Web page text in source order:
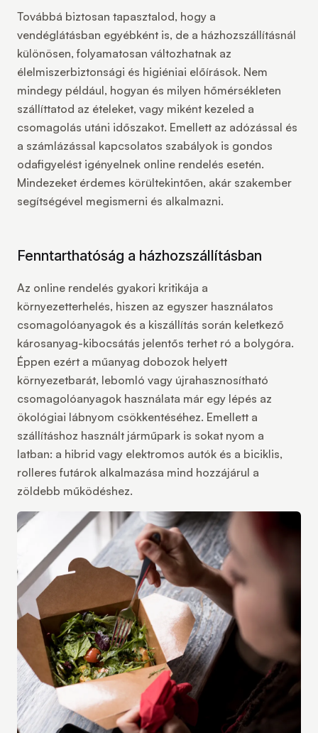
Továbbá biztosan tapasztalod, hogy a
vendéglátásban egyébként is, de a házhozszállításnál
különösen, folyamatosan változhatnak az
élelmiszerbiztonsági és higiéniai előírások. Nem
mindegy például, hogyan és milyen hőmérsékleten
szállíttatod az ételeket, vagy miként kezeled a
csomagolás utáni időszakot. Emellett az adózással és
a számlázással kapcsolatos szabályok is gondos
odafigyelést igényelnek online rendelés esetén.
Mindezeket érdemes körültekintően, akár szakember
segítségével megismerni és alkalmazni.
Fenntarthatóság a házhozszállításban
Az online rendelés gyakori kritikája a
környezetterhelés, hiszen az egyszer használatos
csomagolóanyagok és a kiszállítás során keletkező
károsanyag-kibocsátás jelentős terhet ró a bolygóra.
Éppen ezért a műanyag dobozok helyett
környezetbarát, lebomló vagy újrahasznosítható
csomagolóanyagok használata már egy lépés az
ökológiai lábnyom csökkentéséhez. Emellett a
szállításhoz használt járműpark is sokat nyom a
latban: a hibrid vagy elektromos autók és a biciklis,
rolleres futárok alkalmazása mind hozzájárul a
zöldebb működéshez.